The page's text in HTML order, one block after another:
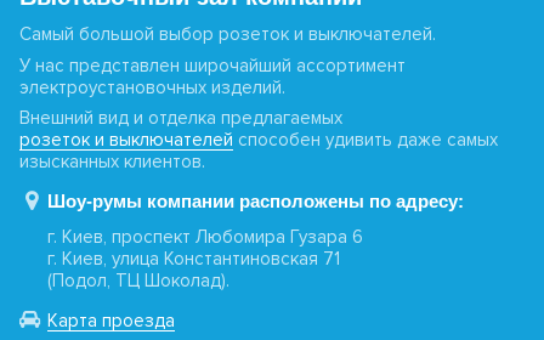
Самый большой выбор розеток и выключателей.
У нас представлен широчайший ассортимент
электроустановочных изделий.
Внешний вид и отделка предлагаемых
розеток и выключателей способен удивить даже самых
изысканных клиентов.
Шоу-румы компании расположены по адресу:
г. Киев, проспект Любомира Гузара 6
г. Киев, улица Константиновская 71
(Подол, ТЦ Шоколад).
Карта проезда